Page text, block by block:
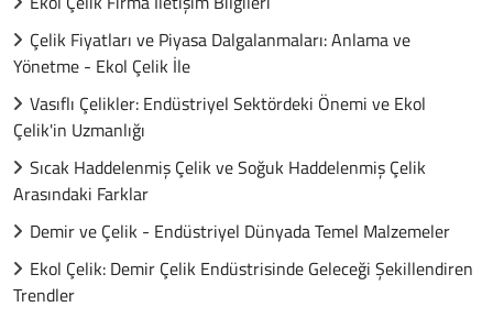
Çelik Fiyatları ve Piyasa Dalgalanmaları: Anlama ve
Yönetme - Ekol Çelik İle
Vasıflı Çelikler: Endüstriyel Sektördeki Önemi ve Ekol
Çelik'in Uzmanlığı
Sıcak Haddelenmiş Çelik ve Soğuk Haddelenmiş Çelik
Arasındaki Farklar
Demir ve Çelik - Endüstriyel Dünyada Temel Malzemeler
Ekol Çelik: Demir Çelik Endüstrisinde Geleceği Şekillendiren
Trendler